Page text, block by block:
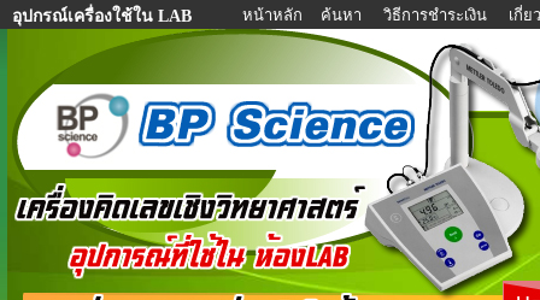
อุปกรณ์เครื่องใช้ใน LAB หน้าหลัก ค้นหา วิธีการชำระเงิน เกี่ย